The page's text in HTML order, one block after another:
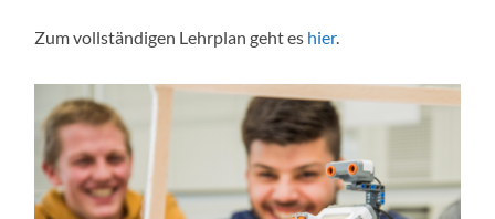
Zum vollständigen Lehrplan geht es hier.